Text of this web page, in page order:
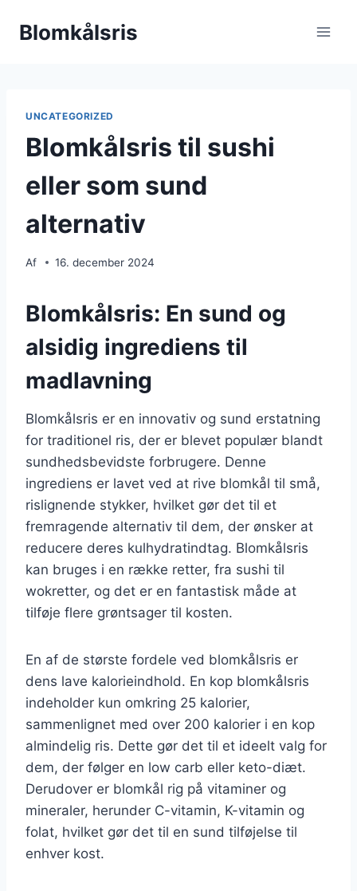
Blomkålsris
UNCATEGORIZED
Blomkålsris til sushi
eller som sund
alternativ
Af 16. december 2024
Blomkålsris: En sund og
alsidig ingrediens til
madlavning
Blomkålsris er en innovativ og sund erstatning
for traditionel ris, der er blevet populær blandt
sundhedsbevidste forbrugere. Denne
ingrediens er lavet ved at rive blomkål til små,
rislignende stykker, hvilket gør det til et
fremragende alternativ til dem, der ønsker at
reducere deres kulhydratindtag. Blomkålsris
kan bruges i en række retter, fra sushi til
wokretter, og det er en fantastisk måde at
tilføje flere grøntsager til kosten.
En af de største fordele ved blomkålsris er
dens lave kalorieindhold. En kop blomkålsris
indeholder kun omkring 25 kalorier,
sammenlignet med over 200 kalorier i en kop
almindelig ris. Dette gør det til et ideelt valg for
dem, der følger en low carb eller keto-diæt.
Derudover er blomkål rig på vitaminer og
mineraler, herunder C-vitamin, K-vitamin og
folat, hvilket gør det til en sund tilføjelse til
enhver kost.